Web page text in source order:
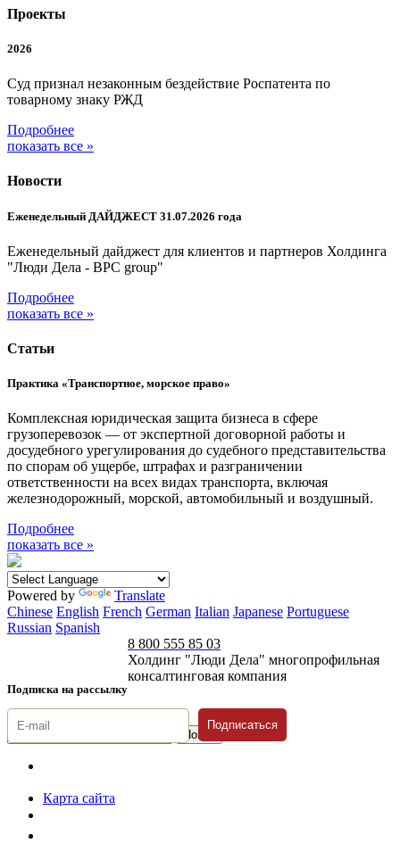
Проекты
2026
Суд признал незаконным бездействие Роспатента по
товарному знаку РЖД
Подробнее
показать все »
Новости
Еженедельный ДАЙДЖЕСТ 31.07.2026 года
Еженедельный дайджест для клиентов и партнеров Холдинга
"Люди Дела - BPC group"
Подробнее
показать все »
Статьи
Практика «Транспортное, морское право»
Комплексная юридическая защита бизнеса в сфере
грузоперевозок — от экспертной договорной работы и
досудебного урегулирования до судебного представительства
по спорам об ущербе, штрафах и разграничении
ответственности на всех видах транспорта, включая
железнодорожный, морской, автомобильный и воздушный.
Подробнее
показать все »
Powered by
Translate
Chinese English French German Italian Japanese Portuguese
Russian Spanish
Подписка на рассылку
8 800 555 85 03
Холдинг "Люди Дела" многопрофильная
консалтинговая компания
Подписаться
Карта сайта